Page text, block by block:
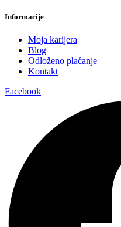
Informacije
Moja karijera
Blog
Odloženo plaćanje
Kontakt
Facebook